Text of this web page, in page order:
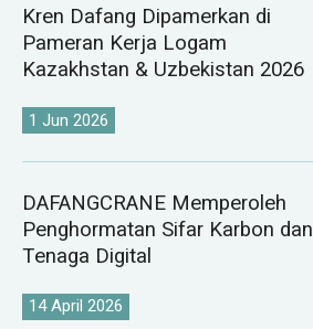
Kren Dafang Dipamerkan di
Pameran Kerja Logam
Kazakhstan & Uzbekistan 2026
1 Jun 2026
DAFANGCRANE Memperoleh
Penghormatan Sifar Karbon dan
Tenaga Digital
14 April 2026